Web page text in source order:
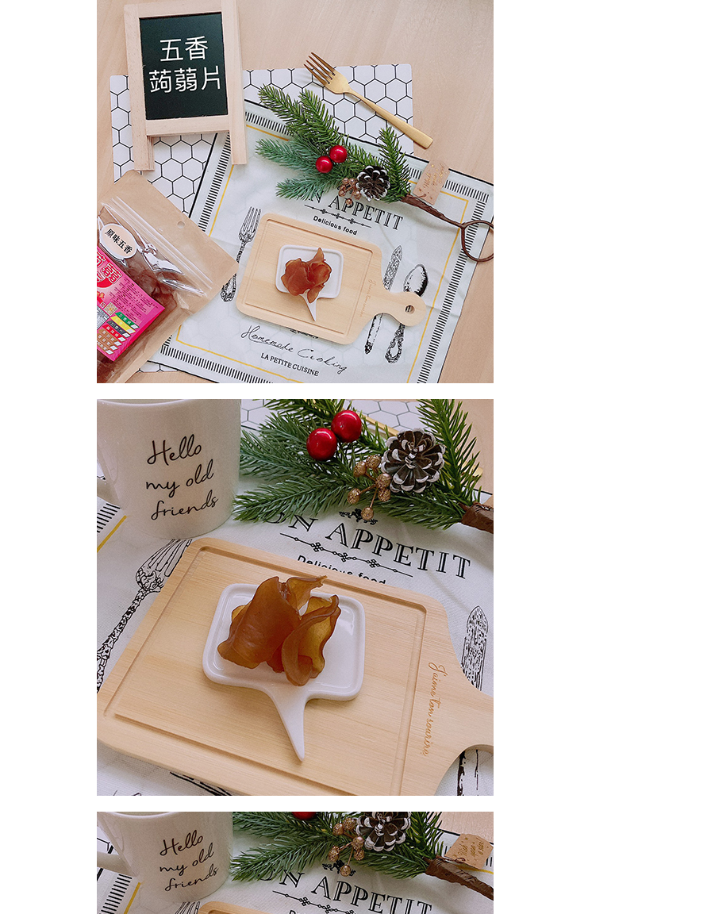
7-11取貨付款
每筆NT$60，滿NT$799(含以上)免運費
付款後7-11取貨
每筆NT$60，滿NT$799(含以上)免運費
宅配到家
每筆NT$150，滿NT$1,399(含以上)免運費
澎湖金門馬祖宅配到家
每筆NT$250
付款後門市自取
免運費